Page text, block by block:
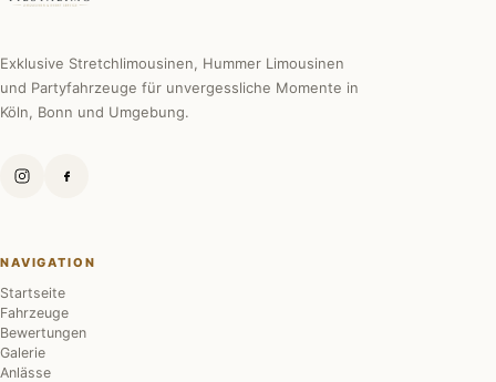
Exklusive Stretchlimousinen, Hummer Limousinen
und Partyfahrzeuge für unvergessliche Momente in
Köln, Bonn und Umgebung.
NAVIGATION
Startseite
Fahrzeuge
Bewertungen
Galerie
Anlässe